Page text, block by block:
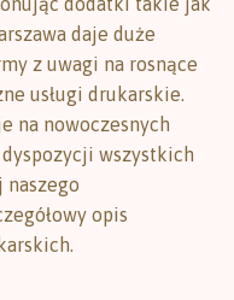
daje duże
z uwagi na rosnące
usługi drukarskie.
na nowoczesnych
wszystkich
opis